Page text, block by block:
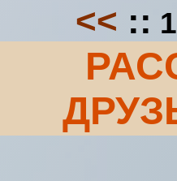
<< ::